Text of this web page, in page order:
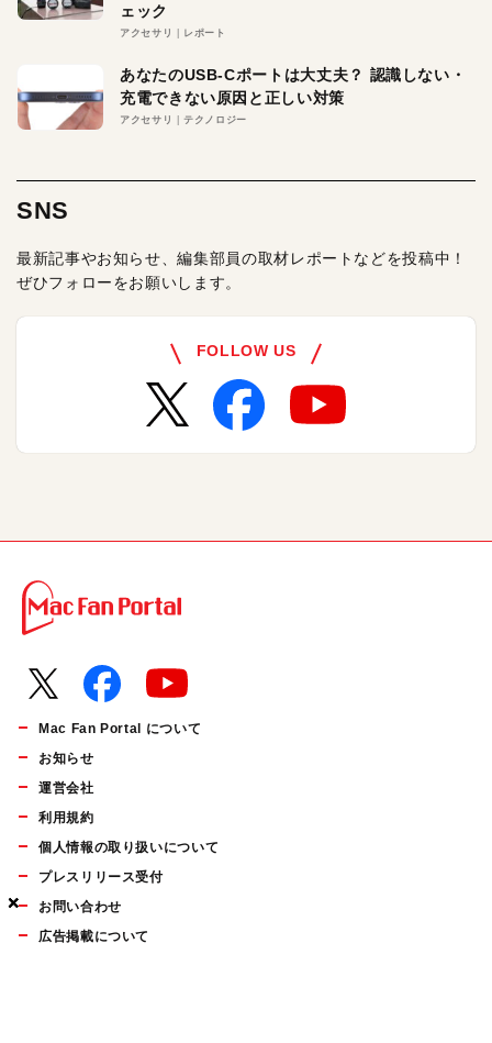
×
×
×
ェック
アクセサリ レポート
あなたのUSB-Cポートは大丈夫？ 認識しない・
充電できない原因と正しい対策
アクセサリ テクノロジー
SNS
最新記事やお知らせ、編集部員の取材レポートなどを投稿中！
ぜひフォローをお願いします。
FOLLOW US
Mac Fan Portal について
お知らせ
運営会社
利用規約
個人情報の取り扱いについて
プレスリリース受付
お問い合わせ
広告掲載について